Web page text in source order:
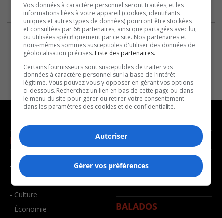
NOUVELLES
- Affaires municipales
- Communauté / Social
- Culture
- Économie
MUSIQUE
- Décompte franco
- Joué récemment
BALADOS
Vos données à caractère personnel seront traitées, et les
informations liées à votre appareil (cookies, identifiants
uniques et autres types de données) pourront être stockées
et consultées par 66 partenaires, ainsi que partagées avec lui,
ou utilisées spécifiquement par ce site. Nos partenaires et
nous-mêmes sommes susceptibles d'utiliser des données de
géolocalisation précises. Liste des partenaires.
Certains fournisseurs sont susceptibles de traiter vos
données à caractère personnel sur la base de l'intérêt
légitime. Vous pouvez vous y opposer en gérant vos options
ci-dessous. Recherchez un lien en bas de cette page ou dans
le menu du site pour gérer ou retirer votre consentement
dans les paramètres des cookies et de confidentialité.
Autoriser
Gérer vos préférences